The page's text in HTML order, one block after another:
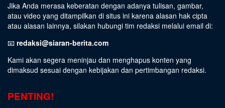
Jika Anda merasa keberatan dengan adanya tulisan, gambar,
atau video yang ditampilkan di situs ini karena alasan hak cipta
atau alasan lainnya, silakan hubungi tim redaksi melalui email di:
📧 redaksi@siaran-berita.com
Kami akan segera meninjau dan menghapus konten yang
dimaksud sesuai dengan kebijakan dan pertimbangan redaksi.
PENTING!